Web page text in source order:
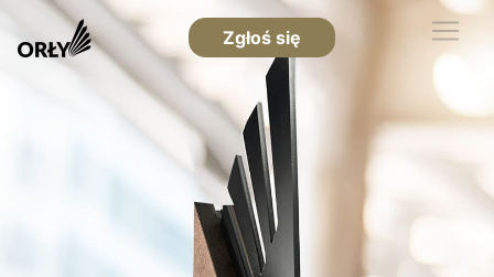
Zgłoś się